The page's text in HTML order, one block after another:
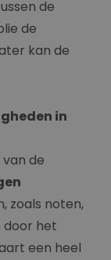
de
de
kan de
in
de
zoals noten,
door het
een heel